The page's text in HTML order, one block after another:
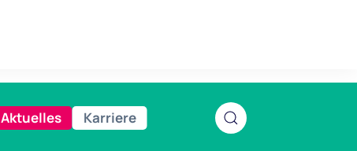
Aktuelles Karriere